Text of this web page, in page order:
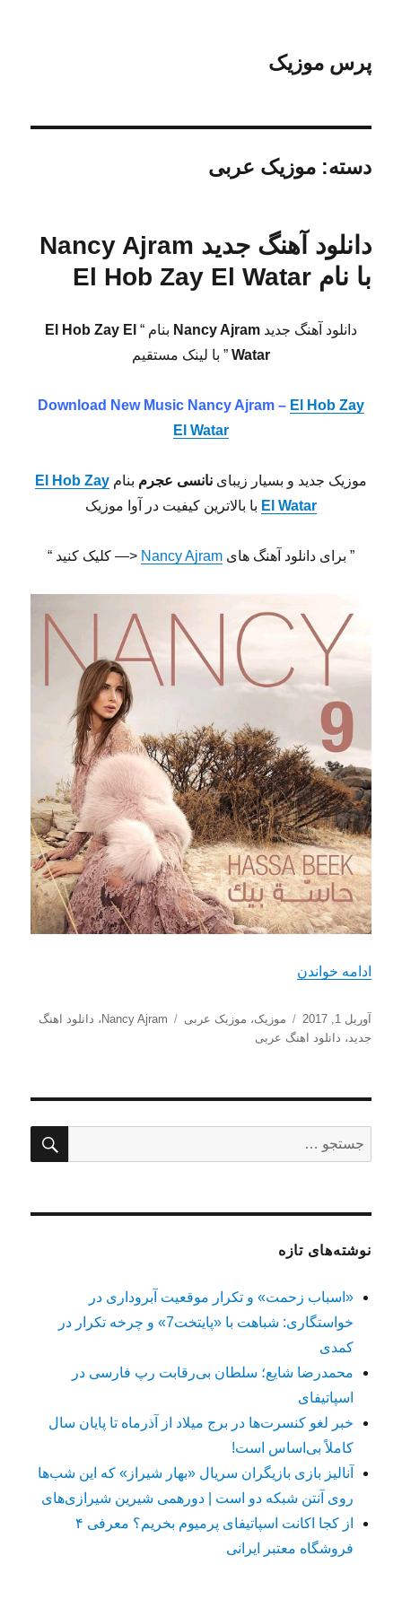
پرس موزیک
دسته:موزیک عربی
دانلود آهنگ جدید Nancy Ajram
با نام El Hob Zay El Watar
دانلود آهنگ جدید بنام “ El Hob Zay El
Watar ” با لینک مستقیم
Download New Music Nancy Ajram – El Hob Zay
El Watar
موزیک جدید و بسیار زیبای نانسی عجرم بنام El Hob Zay
El Watar با بالاترین کیفیت در آوا موزیک
” برای دانلود آهنگ های Nancy Ajram <— کلیک کنید “
ادامه خواندن
ارسال
شده
آوریل 1, 2017 دسته‌ها
موزیک، موزیک عربی برچسب‌ها
Nancy Ajram ، دانلود اهنگ
جدید، دانلود اهنگ عربی
برای:
نوشته‌های تازه
«اسباب زحمت» و تکرار موقعیت آبروداری در
خواستگاری: شباهت با «پایتخت7» و چرخه تکرار در
کمدی
محمدرضا شایع؛ سلطان بی‌رقابت رپ فارسی در
اسپاتیفای
خبر لغو کنسرت‌ها در برج میلاد از آذرماه تا پایان سال
کاملاً بی‌اساس است!
آنالیز بازی بازیگران سریال «بهار شیراز» که این شب‌ها
روی آنتن شبکه دو است | دورهمی شیرین شیرازی‌های
از کجا اکانت اسپاتیفای پرمیوم بخریم؟ معرفی ۴
فروشگاه معتبر ایرانی